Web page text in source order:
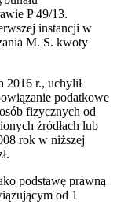
P 49/13.
instancji w
M. S. kwoty
2016 r., uchylił
podatkowe
fizycznych od
źródłach lub
rok w niższej
podstawę prawną
od 1